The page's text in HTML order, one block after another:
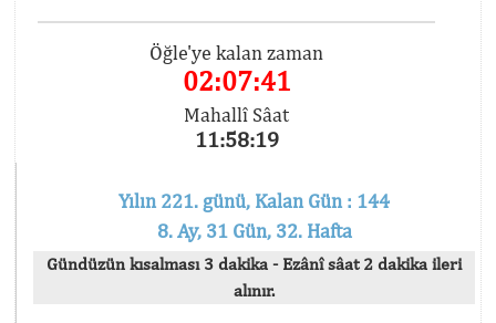
Öğle'ye kalan zaman
02:07:41
Mahallî Sâat
11:58:19
Yılın 221. günü, Kalan Gün : 144
8. Ay, 31 Gün, 32. Hafta
Gündüzün kısalması 3 dakika - Ezânî sâat 2 dakika ileri
alınır.